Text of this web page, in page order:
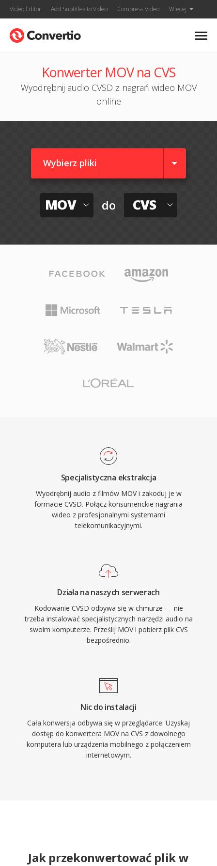
Video Editor Add Subtitles to Video Compress Video Więcej
Konwerter MOV na CVS
Wyodrębnij audio CVSD z nagrań wideo MOV
online
Wybierz pliki
MOV do CVS
Specjalistyczna ekstrakcja
Wyodrębnij audio z filmów MOV i zakoduj je w
formacie CVSD. Połącz konsumenckie nagrania
wideo z profesjonalnymi systemami
telekomunikacyjnymi.
Działa na naszych serwerach
Kodowanie CVSD odbywa się w chmurze — nie
trzeba instalować specjalistycznych narzędzi audio na
swoim komputerze. Prześlij MOV i pobierz plik CVS
bezpośrednio.
Nic do instalacji
Cała konwersja odbywa się w przeglądarce. Uzyskaj
dostęp do konwertera MOV na CVS z dowolnego
komputera lub urządzenia mobilnego z połączeniem
internetowym.
Jak przekonwertować plik w